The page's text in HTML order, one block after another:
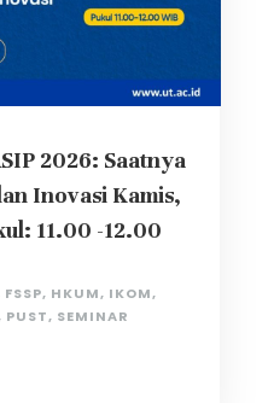
2026: Saatnya
Inovasi Kamis,
11.00 -12.00
FSSP, HKUM, IKOM,
PUST, SEMINAR